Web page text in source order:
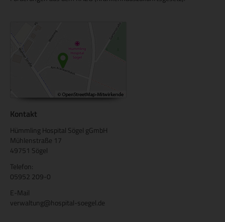
Kontakt
Hümmling Hospital Sögel gGmbH
Mühlenstraße 17
49751 Sögel
Telefon:
05952 209-0
E-Mail
verwaltung@hospital-soegel.de